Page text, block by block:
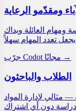
ومقدّمو الرعاية
ومهام العائلة ويداك
جرّب Codot مجانًا →
الطلاب والباحثون
مثالي لإدارة المواد